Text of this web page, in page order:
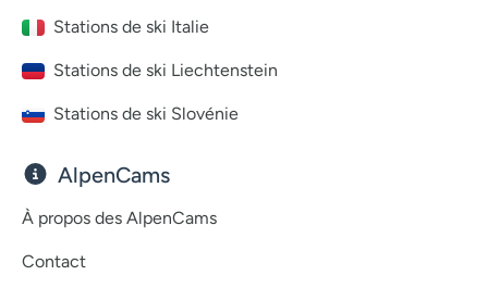
Stations de ski Italie
Stations de ski Liechtenstein
Stations de ski Slovénie
AlpenCams
À propos des AlpenCams
Contact